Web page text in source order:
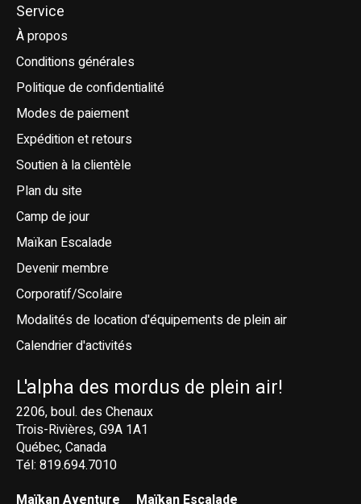
Service
À propos
Conditions générales
Politique de confidentialité
Modes de paiement
Expédition et retours
Soutien à la clientèle
Plan du site
Camp de jour
Maïkan Escalade
Devenir membre
Corporatif/Scolaire
Modalités de location d'équipements de plein air
Calendrier d'activités
L'alpha des mordus de plein air!
2206, boul. des Chenaux
Trois-Rivières, G9A 1A1
Québec, Canada
Tél: 819.694.7010
Maïkan Aventure
Maïkan Escalade